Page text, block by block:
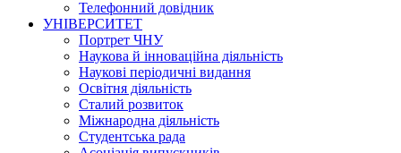
Телефонний довідник
УНІВЕРСИТЕТ
Портрет ЧНУ
Наукова й інноваційна діяльність
Наукові періодичні видання
Освітня діяльність
Сталий розвиток
Міжнародна діяльність
Студентська рада